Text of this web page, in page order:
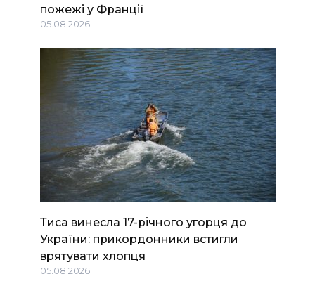
пожежі у Франції
05.08.2026
Тиса винесла 17-річного угорця до
України: прикордонники встигли
врятувати хлопця
05.08.2026